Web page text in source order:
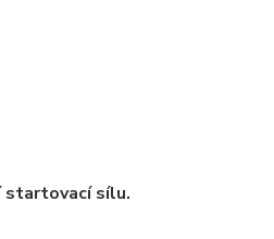
startovací sílu.